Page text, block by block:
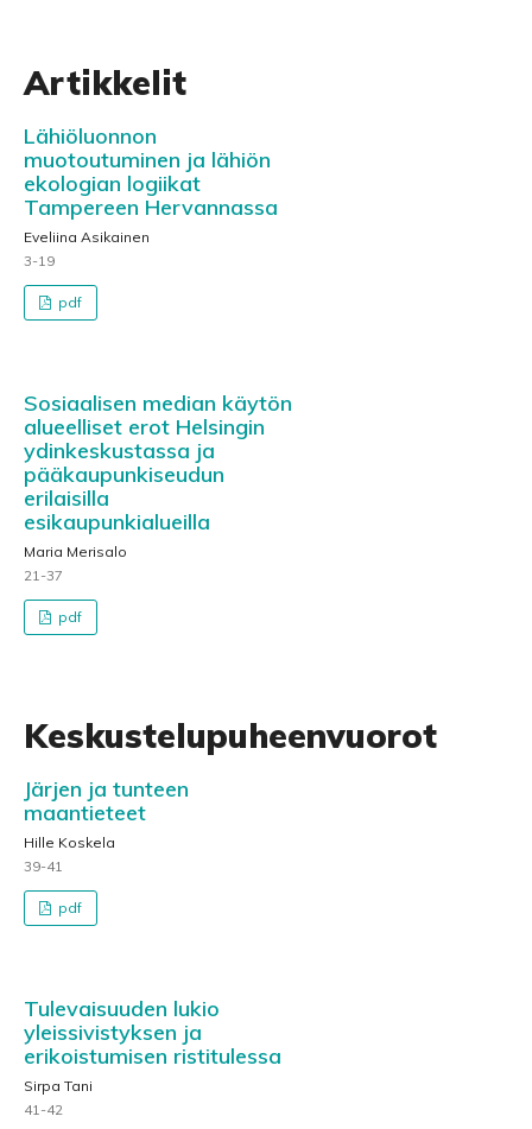
Artikkelit
Lähiöluonnon
muotoutuminen ja lähiön
ekologian logiikat
Tampereen Hervannassa
Eveliina Asikainen
3-19
pdf
Sosiaalisen median käytön
alueelliset erot Helsingin
ydinkeskustassa ja
pääkaupunkiseudun
erilaisilla
esikaupunkialueilla
Maria Merisalo
21-37
pdf
Keskustelupuheenvuorot
Järjen ja tunteen
maantieteet
Hille Koskela
39-41
pdf
Tulevaisuuden lukio
yleissivistyksen ja
erikoistumisen ristitulessa
Sirpa Tani
41-42